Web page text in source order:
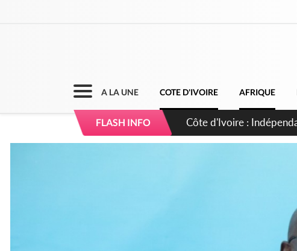
A LA UNE COTE D'IVOIRE AFRIQUE
FLASH INFO
Sierra Leone : Un projet
d'avance